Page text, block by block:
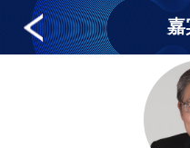
嘉